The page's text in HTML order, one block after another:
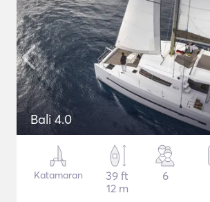
Bali 4.0
Katamaran
39 ft
12 m
6